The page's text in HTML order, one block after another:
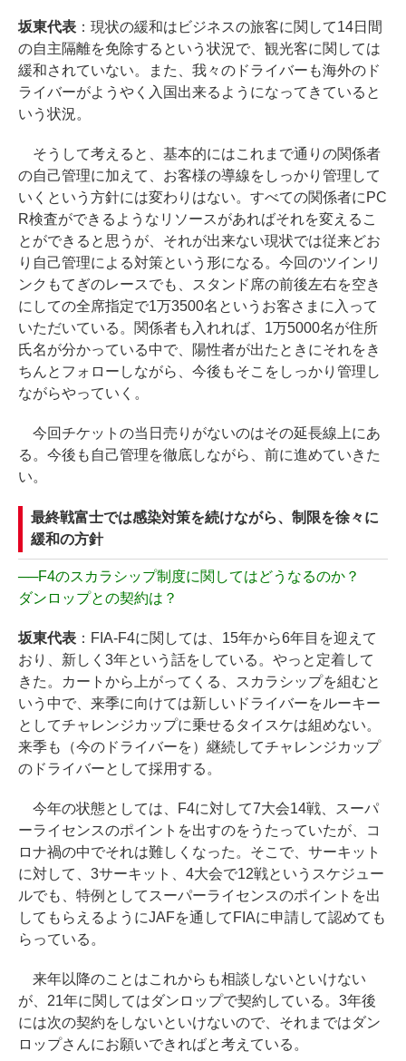
坂東代表：現状の緩和はビジネスの旅客に関して14日間
の自主隔離を免除するという状況で、観光客に関しては
緩和されていない。また、我々のドライバーも海外のド
ライバーがようやく入国出来るようになってきていると
いう状況。
そうして考えると、基本的にはこれまで通りの関係者
の自己管理に加えて、お客様の導線をしっかり管理して
いくという方針には変わりはない。すべての関係者にPC
R検査ができるようなリソースがあればそれを変えるこ
とができると思うが、それが出来ない現状では従来どお
り自己管理による対策という形になる。今回のツインリ
ンクもてぎのレースでも、スタンド席の前後左右を空き
にしての全席指定で1万3500名というお客さまに入って
いただいている。関係者も入れれば、1万5000名が住所
氏名が分かっている中で、陽性者が出たときにそれをき
ちんとフォローしながら、今後もそこをしっかり管理し
ながらやっていく。
今回チケットの当日売りがないのはその延長線上にあ
る。今後も自己管理を徹底しながら、前に進めていきた
い。
最終戦富士では感染対策を続けながら、制限を徐々に
緩和の方針
──F4のスカラシップ制度に関してはどうなるのか？
ダンロップとの契約は？
坂東代表：FIA-F4に関しては、15年から6年目を迎えて
おり、新しく3年という話をしている。やっと定着して
きた。カートから上がってくる、スカラシップを組むと
いう中で、来季に向けては新しいドライバーをルーキー
としてチャレンジカップに乗せるタイスケは組めない。
来季も（今のドライバーを）継続してチャレンジカップ
のドライバーとして採用する。
今年の状態としては、F4に対して7大会14戦、スーパ
ーライセンスのポイントを出すのをうたっていたが、コ
ロナ禍の中でそれは難しくなった。そこで、サーキット
に対して、3サーキット、4大会で12戦というスケジュー
ルでも、特例としてスーパーライセンスのポイントを出
してもらえるようにJAFを通してFIAに申請して認めても
らっている。
来年以降のことはこれからも相談しないといけない
が、21年に関してはダンロップで契約している。3年後
には次の契約をしないといけないので、それまではダン
ロップさんにお願いできればと考えている。